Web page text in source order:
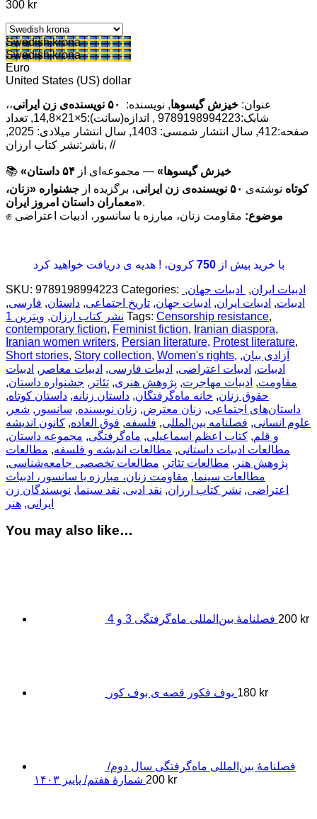
300 kr
Swedish krona
Swedish krona
Euro
United States (US) dollar
عنوان: خیزش گیسوها, نویسنده: ۵۰ نویسنده‌ی زن ایرانی
،،
شابک:9789198994223 , اندازه(سانت):5×21×14,8, تعداد
صفحه:412, سال انتشار شمسی: 1403, سال انتشار میلادی: 2025,
ناشر:نشر کتاب ارزان, //
📚 «خیزش گیسوها» — مجموعه‌ای از
۵۴ داستان
کوتاه نوشته‌ی ۵۰ نویسنده‌ی زن ایرانی ، برگزیده از جشنواره «زنان،
معماران داستان امروز ایران».
✊
موضوع: مقاومت زنان، مبارزه با سانسور، ادبیات اعتراضی
با خرید بیش از750 کرون، ! هدیه ی دریافت خواهید کرد
SKU: 9789198994223 Categories: ادبیات ایران, ادبیات جهان,
ادبیات, ادبیات ایران, ادبیات جهان, تاریخ اجتماعی, داستان, فارسی,
نشر کتاب ارزان, ویترین 1 Tags: Censorship resistance,
contemporary fiction, Feminist fiction, Iranian diaspora,
Iranian women writers, Persian literature, Protest literature,
Short stories, Story collection, Women's rights, آزادی بیان,
ادبیات, ادبیات اعتراضی, ادبیات فارسی, ادبیات معاصر , ادبیات
مقاومت, ادبیات مهاجرت, پژوهش هنری, تئاتر , جشنواره داستان,
حقوق زنان, خانه ماه‌گرفتگان, داستان زنانه, داستان کوتاه,
داستان‌های اجتماعی, زنان معترض, زنان نویسنده, سانسور , شعر ,
علوم انسانی, فصلنامه بین‌المللی, فلسفه, فوق العاده, کانون اندیشه
و قلم, کتاب اعظم اسماعیلی, ماه‌گرفتگی, مجموعه داستان,
مطالعات ادبیات داستانی, مطالعات اندیشه و فلسفه, مطالعات
پژوهش هنر , مطالعات تئاتر , مطالعات تخصصی جامعه‌شناسی,
مطالعات سینما, مقاومت زنان، مبارزه با سانسور، ادبیات
اعتراضی, نشر کتاب ارزان, نقد ادبی, نقد سینما, نویسندگان زن
ایرانی, هنر
You may also like…
فصلنامۀ بین‌المللی ماه‌گرفتگی 3 و 4 200 kr
بوف فکور قصه ی بوف کور 180 kr
فصلنامۀ بین‌المللی ماه‌گرفتگی سال دوم/
شمارۀ هفتم/ پاییز ۱۴۰۳ 200 kr